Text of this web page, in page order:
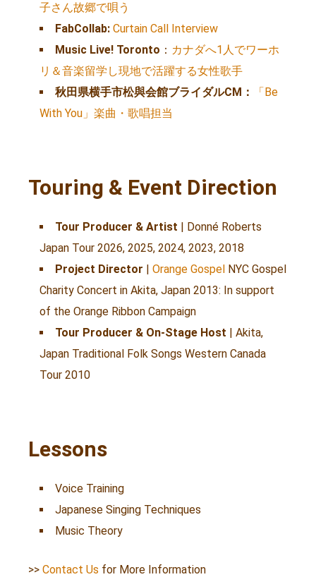
子さん故郷で唄う
FabCollab: Curtain Call Interview
Music Live! Toronto ： カナダへ1人でワーホ
リ＆音楽留学し現地で活躍する女性歌手
秋田県横手市松與会館ブライダルCM：
「Be
With You」楽曲・歌唱担当
Touring & Event Direction
Tour Producer & Artist | Donné Roberts
Japan Tour 2026, 2025, 2024, 2023, 2018
Project Director | Orange Gospel NYC Gospel
Charity Concert in Akita, Japan 2013: In support
of the Orange Ribbon Campaign
Tour Producer & On-Stage Host | Akita,
Japan Traditional Folk Songs Western Canada
Tour 2010
Lessons
Voice Training
Japanese Singing Techniques
Music Theory
>> Contact Us for More Information